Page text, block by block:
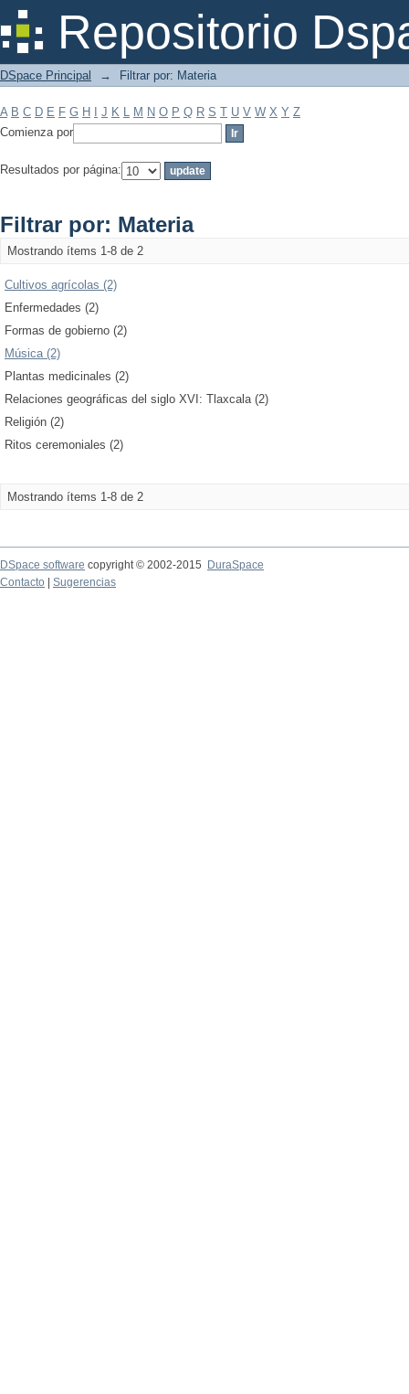
Repositorio
Filtrar por: Materia
DSpace Principal → Filtrar por: Materia
A B C D E F G H J K L M N O P Q R S T U V W X Y Z
Comienza por
Resultados por página:
Filtrar por: Materia
Mostrando ítems 1-8 de 2
Cultivos agrícolas (2)
Enfermedades (2)
Formas de gobierno (2)
Música (2)
Plantas medicinales (2)
Relaciones geográficas del siglo XVI: Tlaxcala (2)
Religión (2)
Ritos ceremoniales (2)
Mostrando ítems 1-8 de 2
DSpace software copyright © 2002-2015
DuraSpace
Contacto
Sugerencias